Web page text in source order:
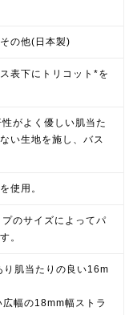
の他(日本製)
表下にトリコット*を
がよく優しい肌当た
い生地を施し、バス
使用。
のサイズによってパ
。
肌当たりの良い16m
幅の18mm幅ストラ